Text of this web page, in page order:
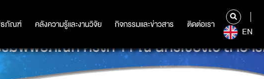
ภัณฑ์ คลังความรู้และงานวิจัย กิจกรรมและข่าวสาร ติดต่อเรา
ภัณฑ์ คลังความรู้และงานวิจัย กิจกรรมและข่าวสาร ติดต่อเรา
EN
มพิพิธภัณฑ์ ครั้งที่ 11 ณ นครเซี่ยงไฮ้ สาธา